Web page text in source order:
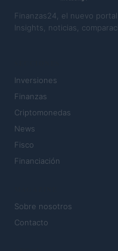
Finanzas24, el nuevo
Insights, noticias,
Inversiones
Finanzas
Criptomonedas
News
Fisco
Financiación
Sobre nosotros
Contacto